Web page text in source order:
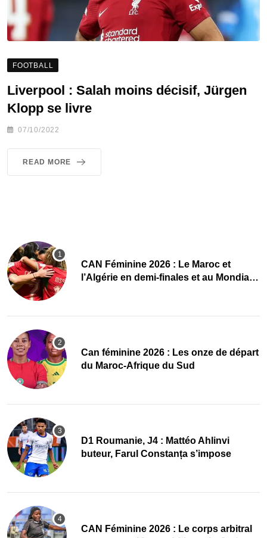
FOOTBALL
Liverpool : Salah moins décisif, Jürgen
Klopp se livre
07/10/2022
READ MORE
CAN Féminine 2026 : Le Maroc et
l’Algérie en demi-finales et au Mondial
‎Can féminine 2026 : Les onze de départ
du Maroc-Afrique du Sud
D1 Roumanie, J4 : Mattéo Ahlinvi
buteur, Farul Constanța s’impose
‎CAN Féminine 2026 : Le corps arbitral